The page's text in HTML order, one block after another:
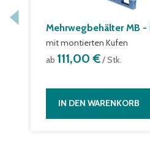
Mehrwegbehälter MB
mit montierten Kufen
ab 111,00 €/ Stk.
IN DEN WARENKORB